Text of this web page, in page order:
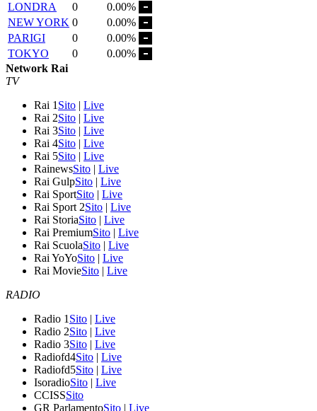
LONDRA
0
0.00%
NEW YORK 0
0.00%
PARIGI
0
0.00%
TOKYO
0
0.00%
Network Rai
TV
Rai 1 Sito | Live
Rai 2Sito | Live
Rai 3Sito | Live
Rai 4Sito | Live
Rai 5Sito | Live
RainewsSito | Live
Rai GulpSito | Live
Rai SportSito | Live
Rai Sport 2Sito | Live
Rai StoriaSito | Live
Rai PremiumSito | Live
Rai ScuolaSito | Live
Rai YoYoSito | Live
Rai MovieSito | Live
RADIO
Radio 1 Sito | Live
Radio 2Sito | Live
Radio 3Sito | Live
Radiofd4Sito | Live
Radiofd5Sito | Live
IsoradioSito | Live
CCISSSito
GR ParlamentoSito | Live